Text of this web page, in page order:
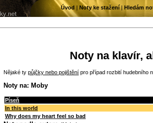
Noty na klavír,
Nějaké ty půjčky nebo pojištění pro případ rozbití hudebního
Noty na: Moby
Píseň
In this world
Why does my heart feel so bad
Úvod | Noty ke stažení| Hledám